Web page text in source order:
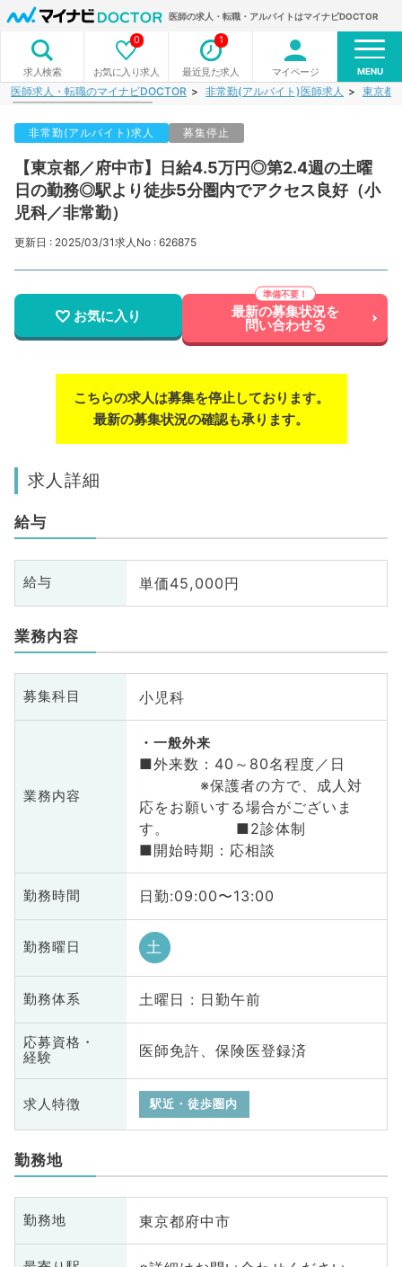
医師の求人・転職・アルバイトはマイナビDOCTOR
求人検索 お気に入り求人
0
最近見た求人
1
マイページ MENU
医師求人・転職のマイナビDOCTOR 非常勤(アルバイト)医師求人 東京都
非常勤(アルバイト)求人 募集停止
【東京都／府中市】日給4.5万円◎第2.4週の土曜
日の勤務◎駅より徒歩5分圏内でアクセス良好（小
児科／非常勤）
更新日 : 2025/03/31求人No : 626875
お気に入り 最新の募集状況を
問い合わせる
こちらの求人は募集を停止しております。
最新の募集状況の確認も承ります。
求人詳細
給与
給与 単価45,000円
業務内容
募集科目 小児科
業務内容
一般外来
■外来数：40～80名程度／日
※保護者の方で、成人対
応をお願いする場合がございま
す。 ■2診体制
■開始時期：応相談
勤務時間 日勤:09:00〜13:00
勤務曜日 土
勤務体系 土曜日 : 日勤午前
応募資格・
経験
医師免許、保険医登録済
求人特徴 駅近・徒歩圏内
勤務地
勤務地 東京都府中市